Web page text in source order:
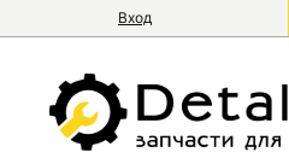
Вход